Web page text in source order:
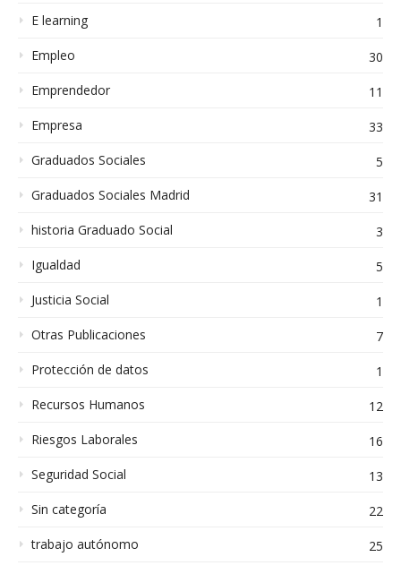
E learning
1
Empleo
30
Emprendedor
11
Empresa
33
Graduados Sociales
5
Graduados Sociales Madrid
31
historia Graduado Social
3
Igualdad
5
Justicia Social
1
Otras Publicaciones
7
Protección de datos
1
Recursos Humanos
12
Riesgos Laborales
16
Seguridad Social
13
Sin categoría
22
trabajo autónomo
25